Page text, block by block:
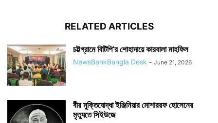
RELATED ARTICLES
চট্টগ্রামে বিটিপি’র শোহাদায়ে কারবালা মাহফিল
NewsBankBangla Desk - June 21, 2026
বীর মুক্তিযোদ্ধা ইঞ্জিনিয়ার মোশাররফ হোসেনের
মৃত্যুতে সিইউজে